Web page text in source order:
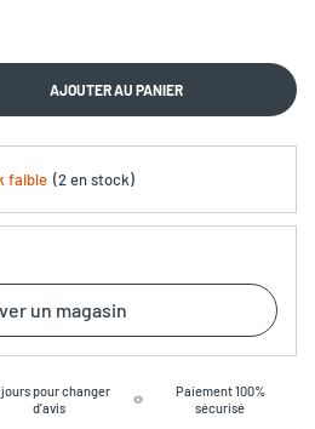
AJOUTER AU PANIER
faible (2 en stock)
un magasin
jours pour changer
d’avis
Paiement 100%
sécurisé